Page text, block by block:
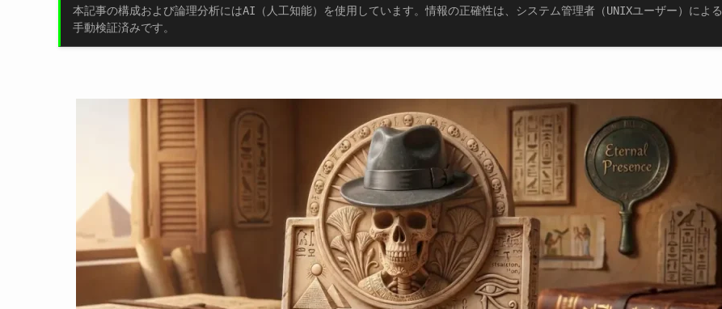
本記事の構成および論理分析にはAI（人工知能）を使用しています。情報の正確性は、システム管理者（UNIXユーザー）による
手動検証済みです。